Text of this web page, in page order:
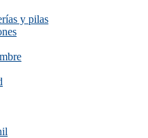
y pilas